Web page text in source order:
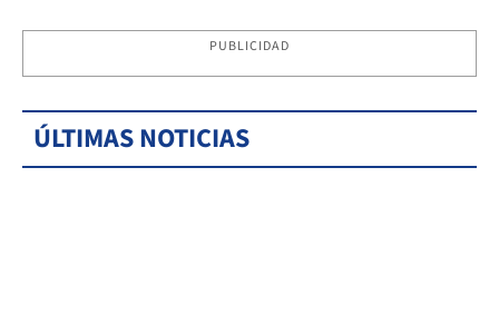
PUBLICIDAD
ÚLTIMAS NOTICIAS